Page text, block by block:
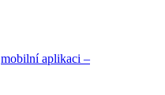
mobilní aplikaci –